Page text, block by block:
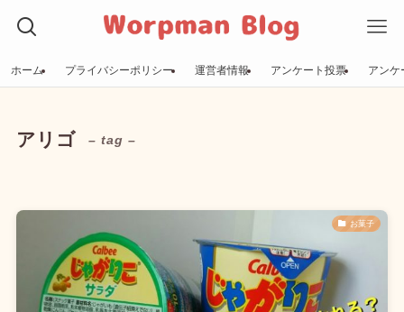
ホーム プライバシーポリシー 運営者情報 アンケート投票 アンケ
アリゴ – tag –
お菓子